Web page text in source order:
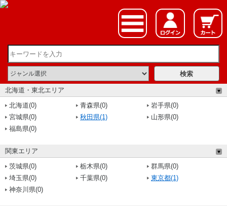
北海道・東北エリア
北海道(0)
青森県(0)
岩手県(0)
宮城県(0)
秋田県(1)
山形県(0)
福島県(0)
関東エリア
茨城県(0)
栃木県(0)
群馬県(0)
埼玉県(0)
千葉県(0)
東京都(1)
神奈川県(0)